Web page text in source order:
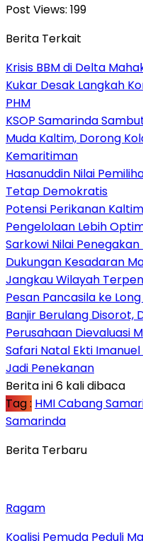
Post Views: 199
Berita Terkait
Krisis BBM di Delta
Kukar Desak Langkah
PHM
KSOP Samarinda
Muda Kaltim, Dorong
Kemaritiman
Hasanuddin Nilai
Tetap Demokratis
Potensi Perikanan
Pengelolaan Lebih
Sarkowi Nilai
Dukungan Kesadaran
Jangkau Wilayah
Pesan Pancasila ke
Banjir Berulang Disorot,
Perusahaan Dievaluasi
Safari Natal Ekti
Jadi Penekanan
Berita ini 6 kali dibaca
Tag : HMI Cabang
Samarinda
Berita Terbaru
Ragam
Koalisi Pemuda Peduli